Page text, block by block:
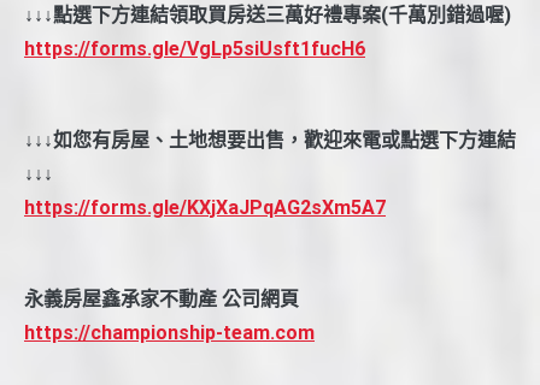
↓↓↓點選下方連結領取買房送三萬好禮專案(千萬別錯過喔)
https://forms.gle/VgLp5siUsft1fucH6
↓↓↓如您有房屋、土地想要出售，歡迎來電或點選下方連結
↓↓↓
https://forms.gle/KXjXaJPqAG2sXm5A7
永義房屋鑫承家不動產 公司網頁
https://championship-team.com